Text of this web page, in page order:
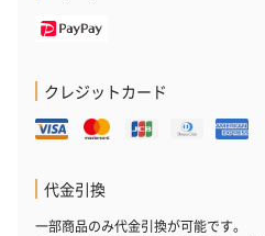
花束ハンドタオル（ピ
ンク）（1,760円）
ルー）（
クレジットカード
代金引換
一部商品のみ代金引換が可能です。